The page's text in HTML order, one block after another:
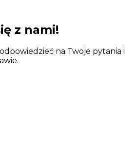
z nami!
na Twoje pytania i